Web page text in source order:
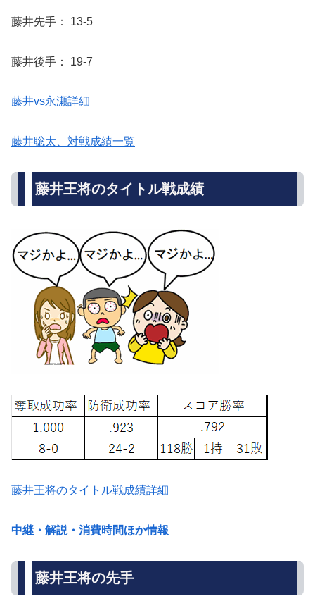
藤井先手： 13-5
藤井後手： 19-7
藤井vs永瀬詳細
藤井聡太、対戦成績一覧
藤井王将のタイトル戦成績
藤井王将のタイトル戦成績詳細
中継・解説・消費時間ほか情報
藤井王将の先手